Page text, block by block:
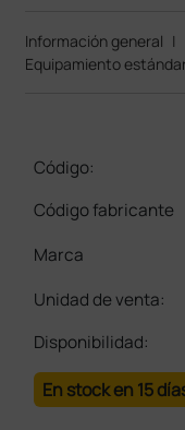
Información general |
Equipamiento
Código:
Código fabricante
Marca
Unidad de venta:
Disponibilidad:
En stock en 15